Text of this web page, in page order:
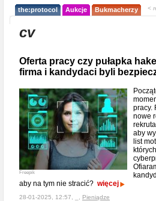
the:protocol Aukcje Bukmacherzy <
cv
Oferta pracy czy pułapka
firma i kandydaci byli
Freepik
pracy.
nowe
aby
list
aby na tym nie stracić? więcej
28-01-2025, 12:57, _, Pieniądze